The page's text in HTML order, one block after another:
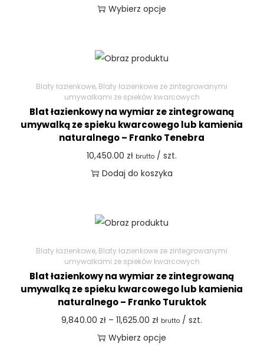
Wybierz opcje
Blaty łazienkowe, Blaty łazienkowe ze zintegrowanymi
umywalkami ze spieków kwarcowych
Blat łazienkowy na wymiar ze zintegrowaną
umywalką ze spieku kwarcowego lub kamienia
naturalnego – Franko Tenebra
10,450.00 zł brutto / szt.
Dodaj do koszyka
Blaty łazienkowe, Blaty łazienkowe ze zintegrowanymi
umywalkami ze spieków kwarcowych
Blat łazienkowy na wymiar ze zintegrowaną
umywalką ze spieku kwarcowego lub kamienia
naturalnego – Franko Turuktok
9,840.00 zł – 11,625.00 zł brutto / szt.
Wybierz opcje